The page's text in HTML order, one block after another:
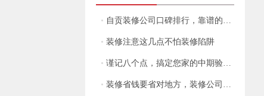
• 自贡装修公司口碑排行，靠谱的装修公司有那些？
• 装修注意这几点不怕装修陷阱
• 谨记八个点，搞定您家的中期验收！
• 装修省钱要省对地方，装修公司教你